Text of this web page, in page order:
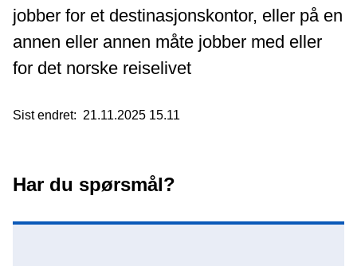
jobber for et destinasjonskontor, eller på en
annen eller annen måte jobber med eller
for det norske reiselivet
Sist endret 21.11.2025 15.11
Har du spørsmål?